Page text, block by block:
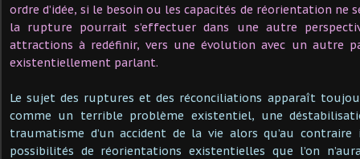
ordre d’idée, si le besoin ou les capacités de réorientation ne
la rupture pourrait s’effectuer dans une autre
attractions à redéfinir, vers une évolution avec un autre
existentiellement parlant.
Le sujet des ruptures et des réconciliations apparaît
comme un terrible problème existentiel, une
traumatisme d’un accident de la vie alors qu’au
possibilités de réorientations existentielles que l’on